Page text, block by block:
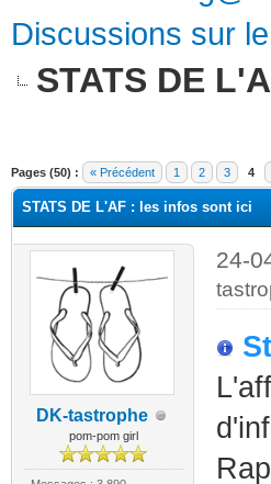
Discussions sur
STATS DE
Pages (50) : « Précédent 1 2 3 4
STATS DE L'AF : les infos sont ici
DK-tastrophe
pom-pom girl
24-